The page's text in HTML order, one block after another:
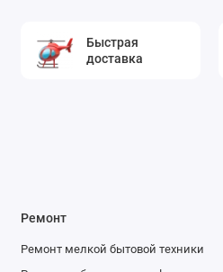
Быстрая
доставка
Ремонт
Ремонт мелкой бытовой техники